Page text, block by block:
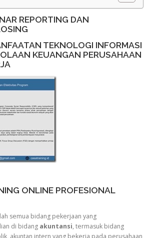
REPORTING DAN
TEKNOLOGI INFORMASI
KEUANGAN PERUSAHAAN
ONLINE PROFESIONAL
semua bidang pekerjaan yang
di bidang akuntansi, termasuk bidang